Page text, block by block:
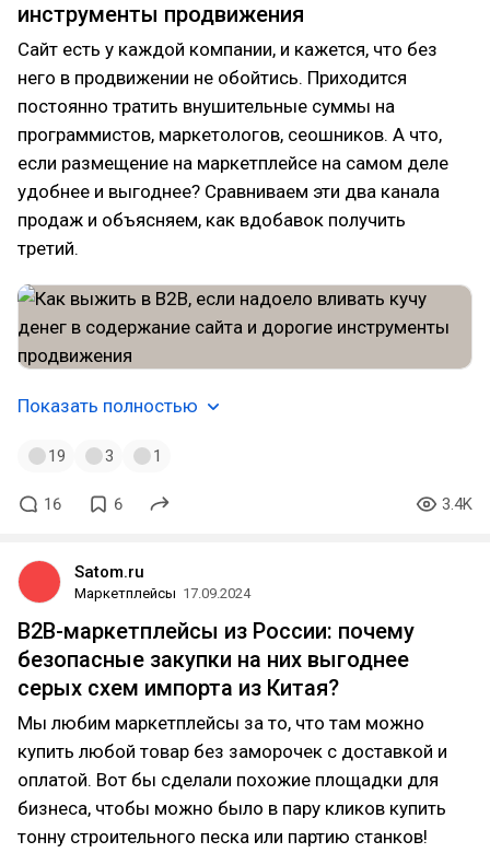
инструменты продвижения
Сайт есть у каждой компании, и кажется, что без
него в продвижении не обойтись. Приходится
постоянно тратить внушительные суммы на
программистов, маркетологов, сеошников. А что,
если размещение на маркетплейсе на самом деле
удобнее и выгоднее? Сравниваем эти два канала
продаж и объясняем, как вдобавок получить
третий.
Показать полностью
19 3 1
16 6 3.4K
Satom.ru
Маркетплейсы 17.09.2024
B2B-маркетплейсы из России: почему
безопасные закупки на них выгоднее
серых схем импорта из Китая?
Мы любим маркетплейсы за то, что там можно
купить любой товар без заморочек с доставкой и
оплатой. Вот бы сделали похожие площадки для
бизнеса, чтобы можно было в пару кликов купить
тонну строительного песка или партию станков!